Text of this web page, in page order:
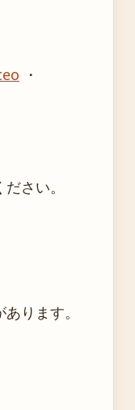
・
さい。
ります。